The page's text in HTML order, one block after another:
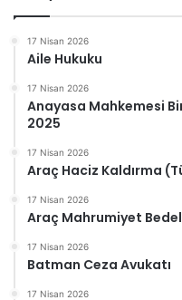
17 Nisan 2026
Aile Hukuku
17 Nisan 2026
Anayasa Mahkemesi
2025
17 Nisan 2026
Araç Haciz Kaldırma
17 Nisan 2026
Araç Mahrumiyet
17 Nisan 2026
Batman Ceza Avukatı
17 Nisan 2026